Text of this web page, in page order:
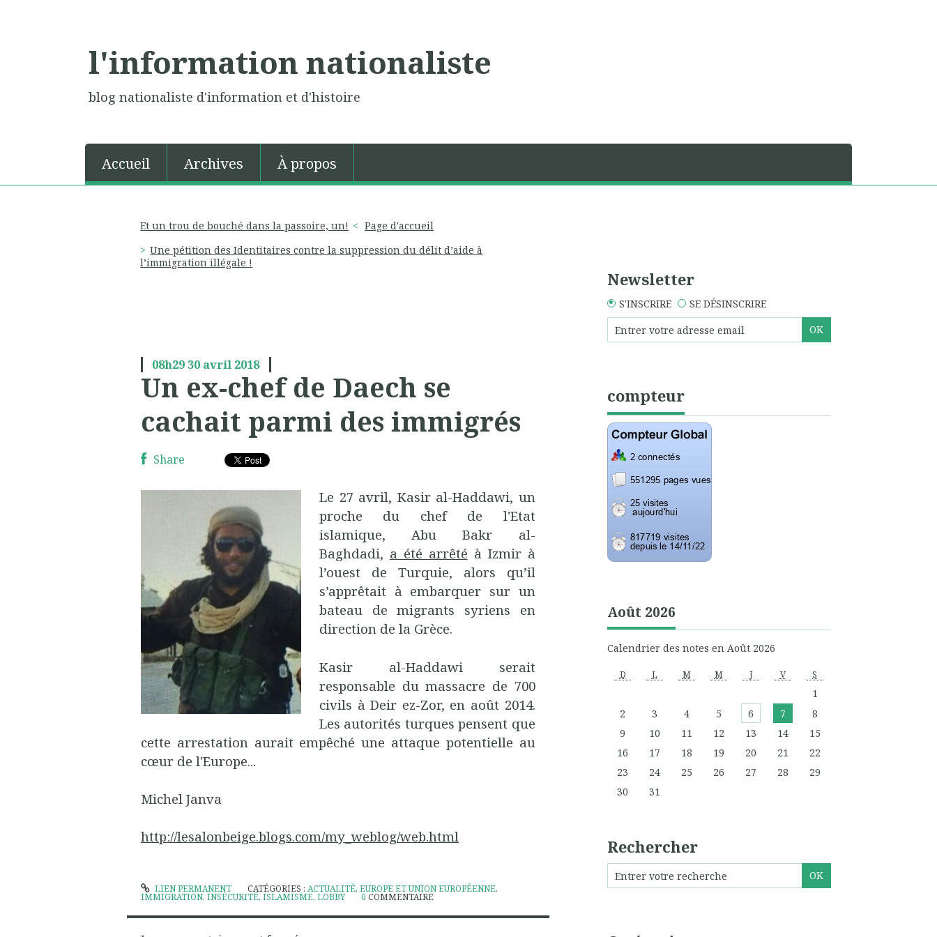
l'information nationaliste
blog nationaliste d'information et d'histoire
Accueil Archives À propos
Et un trou de bouché dans la passoire, un!
Page d'accueil
Une pétition des Identitaires contre la suppression du délit d’aide à
l’immigration illégale !
08h29 30 avril 2018
Un ex-chef de Daech se
cachait parmi des immigrés
Share
Le 27 avril, Kasir al-Haddawi, un
proche du chef de l'Etat
islamique, Abu Bakr al-
Baghdadi, a été arrêté à Izmir à
l’ouest de Turquie, alors qu’il
s’apprêtait à embarquer sur un
bateau de migrants syriens en
direction de la Grèce.
Kasir al-Haddawi serait
responsable du massacre de 700
civils à Deir ez-Zor, en août 2014.
Les autorités turques pensent que
cette arrestation aurait empêché une attaque potentielle au
cœur de l'Europe...
Michel Janva
http://lesalonbeige.blogs.com/my_weblog/web.html
LIEN PERMANENT CATÉGORIES :ACTUALITÉ,EUROPE ET UNION EUROPÉENNE,
IMMIGRATION, INSÉCURITÉ, ISLAMISME, LOBBY 0 COMMENTAIRE
Newsletter
S'INSCRIRE SE DÉSINSCRIRE
compteur
Août 2026
Calendrier des notes en Août 2026
D L M M J V S
1
2
3 4 5 6 7
8
9
10 11 12 13 14
15
16
17 18 19 20 21
22
23
24 25 26 27 28
29
30
31
Rechercher